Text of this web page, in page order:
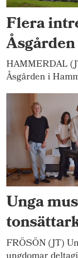
Flera
Åsgården
HAMMERDAL
Åsgården i
Unga
FRÖSÖN (JT)